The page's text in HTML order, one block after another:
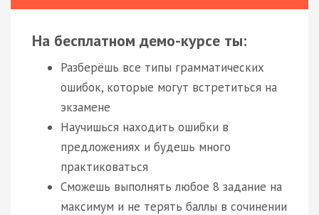
На бесплатном демо-курсе ты:
Разберёшь все типы грамматических
ошибок, которые могут встретиться на
экзамене
Научишься находить ошибки в
предложениях и будешь много
практиковаться
Сможешь выполнять любое 8 задание на
максимум и не терять баллы в сочинении